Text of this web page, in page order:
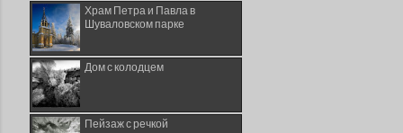
Храм Петра и Павла в
Шуваловском парке
Дом с колодцем
Пейзаж с речкой